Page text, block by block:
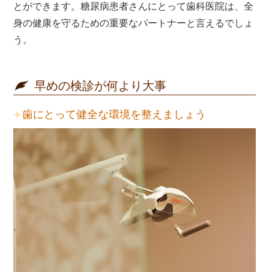
とができます。糖尿病患者さんにとって歯科医院は、全
身の健康を守るための重要なパートナーと言えるでしょ
う。
早めの検診が何より大事
歯にとって健全な環境を整えましょう